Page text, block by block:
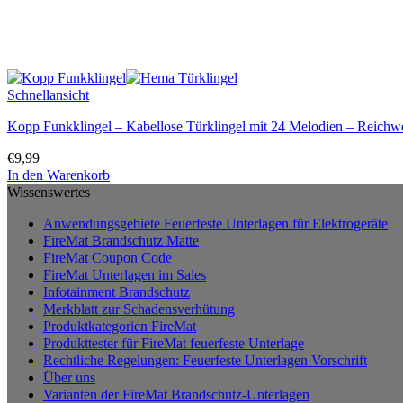
Schnellansicht
Kopp Funkklingel – Kabellose Türklingel mit 24 Melodien –
€9,99
In den Warenkorb
Wissenswertes
Anwendungsgebiete Feuerfeste Unterlagen für Elektrogeräte
FireMat Brandschutz Matte
FireMat Coupon Code
FireMat Unterlagen im Sales
Infotainment Brandschutz
Merkblatt zur Schadensverhütung
Produktkategorien FireMat
Produkttester für FireMat feuerfeste Unterlage
Rechtliche Regelungen: Feuerfeste Unterlagen Vorschrift
Über uns
Varianten der FireMat Brandschutz-Unterlagen